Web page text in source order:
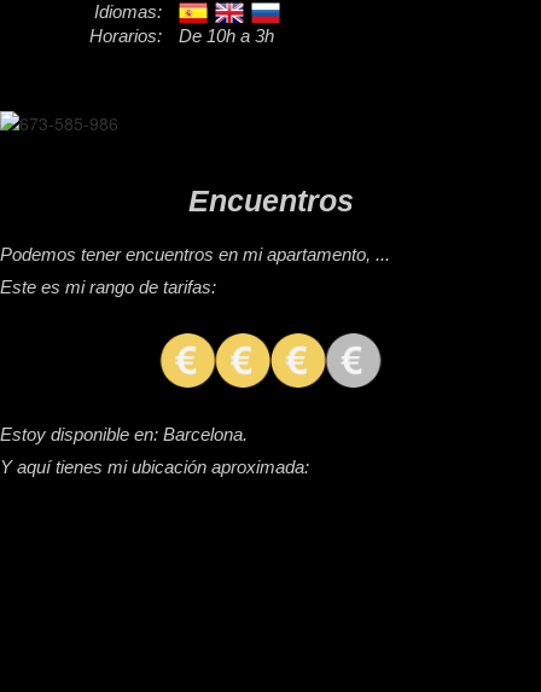
Idiomas:
Horarios:
De 10h a 3h
Encuentros
Podemos tener encuentros en mi apartamento, ...
Este es mi rango de tarifas:
Estoy disponible en: Barcelona.
Y aquí tienes mi ubicación aproximada: